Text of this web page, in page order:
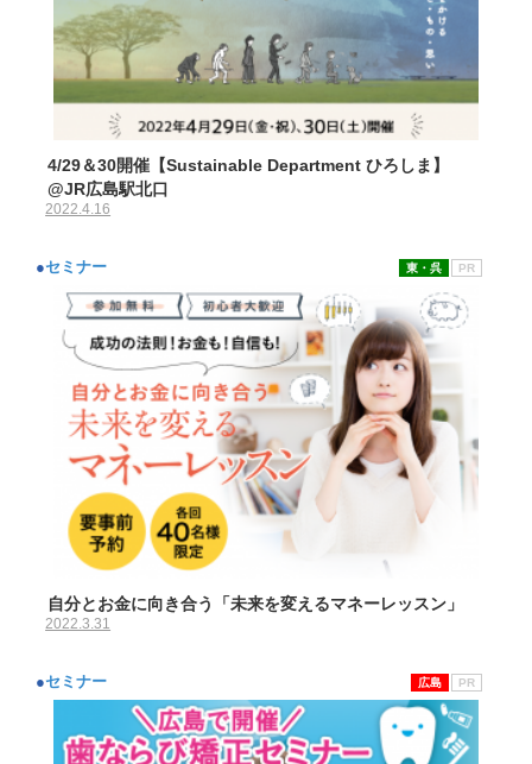
4/29＆30開催【Sustainable Department ひろしま】
@JR広島駅北口
2022.4.16
●セミナー PR
東・呉
自分とお金に向き合う「未来を変えるマネーレッスン」
2022.3.31
●セミナー PR
広島